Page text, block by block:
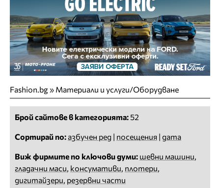
Fashion.bg» Материали и услуги/Оборудване
Брой сайтове в категорията:52
Сортирай по: азбучен ред | посещения | дата
Виж фирмите по ключови думи: шевни машини,
гладачни маси, консумативи, плотери,
дигитайзери, резервни части